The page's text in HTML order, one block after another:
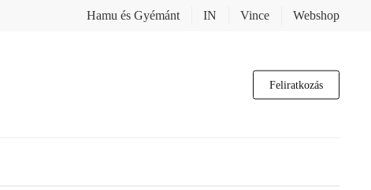
Hamu és Gyémánt IN Vince Webshop
Feliratkozás